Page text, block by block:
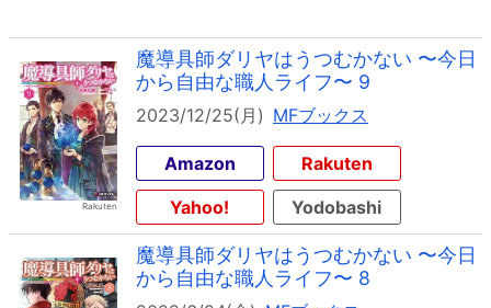
魔導具師ダリヤはうつむかない 〜今日
から自由な職人ライフ〜 9
2023/12/25(月) MFブックス
Amazon
Rakuten
Yahoo!
Yodobashi
魔導具師ダリヤはうつむかない 〜今日
から自由な職人ライフ〜 8